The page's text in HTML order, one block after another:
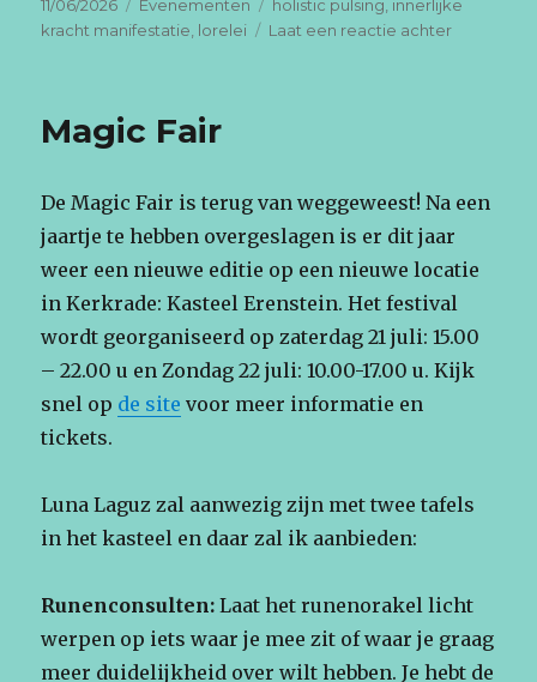
Geplaatst
op
11/06/2026 Categorieën
Evenementen Tags
holistic pulsing, innerlijke
kracht manifestatie, lorelei Laat een reactie achterop
Magic Fair
De Magic Fair is terug van weggeweest! Na een
jaartje te hebben overgeslagen is er dit jaar
weer een nieuwe editie op een nieuwe locatie
in Kerkrade: Kasteel Erenstein. Het festival
wordt georganiseerd op zaterdag 21 juli: 15.00
– 22.00 u en Zondag 22 juli: 10.00-17.00 u. Kijk
snel op de site voor meer informatie en
tickets.
Luna Laguz zal aanwezig zijn met twee tafels
in het kasteel en daar zal ik aanbieden:
Runenconsulten: Laat het runenorakel licht
werpen op iets waar je mee zit of waar je graag
meer duidelijkheid over wilt hebben. Je hebt de